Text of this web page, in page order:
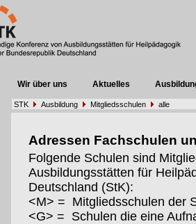
Wir über uns Aktuelles
STK Ausbildung Mitgliedsschulen alle
Adressen Fachschulen
Folgende Schulen sind
Ausbildungsstätten für
Deutschland (StK):
<M> = Mitgliedsschulen der
<G> = Schulen die eine